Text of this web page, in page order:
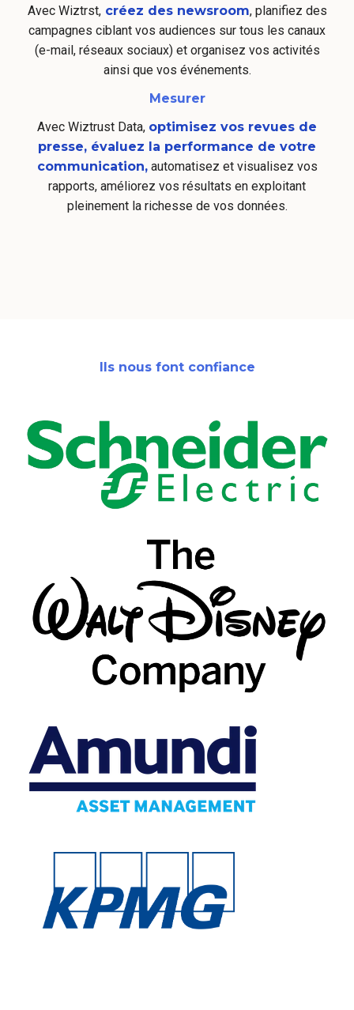
Avec Wiztrst,créez des newsroom, planifiez des
campagnes ciblant vos audiences sur tous les canaux
(e-mail, réseaux sociaux) et organisez vos activités
ainsi que vos événements.
Mesurer
Avec Wiztrust Data, optimisez vos revues de
presse, évaluez la performance de votre
communication,automatisez et visualisez vos
rapports, améliorez vos résultats en exploitant
pleinement la richesse de vos données.
Ils nous font confiance